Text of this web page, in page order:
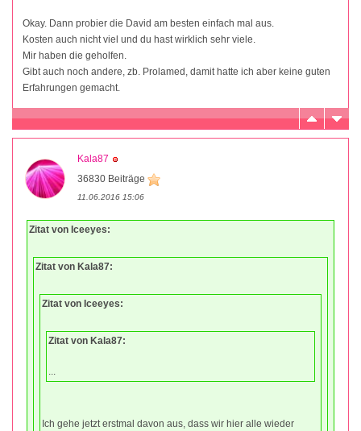
Okay. Dann probier die David am besten einfach mal aus.
Kosten auch nicht viel und du hast wirklich sehr viele.
Mir haben die geholfen.
Gibt auch noch andere, zb. Prolamed, damit hatte ich aber keine guten
Erfahrungen gemacht.
Kala87
36830 Beiträge
11.06.2016 15:06
Zitat von Iceeyes:
Zitat von Kala87:
Zitat von Iceeyes:
Zitat von Kala87:
...
Ich gehe jetzt erstmal davon aus, dass wir hier alle wieder